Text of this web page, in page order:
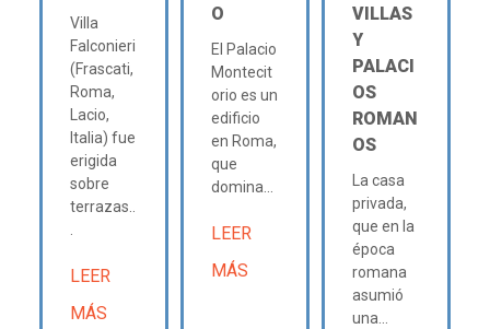
Villa
Falconieri
(Frascati,
Roma,
Lacio,
Italia) fue
erigida
sobre
terrazas..
.
LEER
MÁS
O
El Palacio
Montecit
orio es un
edificio
en Roma,
que
domina...
LEER
MÁS
VILLAS
Y
PALACI
OS
ROMAN
OS
La casa
privada,
que en la
época
romana
asumió
una...